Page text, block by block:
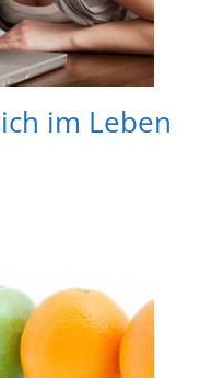
im Leben